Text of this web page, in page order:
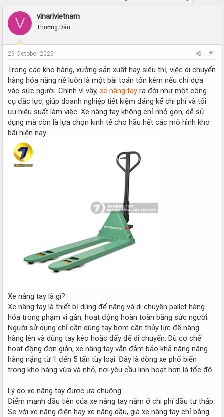
r
a
s
a
r
e
r
a
r
e
V vinarivietnam
Thường Dân
29 October 2025 #1
Trong các kho hàng, xưởng sản xuất hay siêu thị, việc di chuyển
hàng hóa nặng nề luôn là một bài toán tốn kém nếu chỉ dựa
vào sức người. Chính vì vậy, xe nâng tay ra đời như một công
cụ đắc lực, giúp doanh nghiệp tiết kiệm đáng kể chi phí và tối
ưu hiệu suất làm việc. Xe nâng tay không chỉ nhỏ gọn, dễ sử
dụng mà còn là lựa chọn kinh tế cho hầu hết các mô hình kho
bãi hiện nay.
Xe nâng tay là gì?
Xe nâng tay là thiết bị dùng để nâng và di chuyển pallet hàng
hóa trong phạm vi gần, hoạt động hoàn toàn bằng sức người.
Người sử dụng chỉ cần dùng tay bơm cần thủy lực để nâng
hàng lên và dùng tay kéo hoặc đẩy để di chuyển. Dù cơ chế
hoạt động đơn giản, xe nâng tay vẫn đảm bảo khả năng nâng
hàng nặng từ 1 đến 5 tấn tùy loại. Đây là dòng xe phổ biến
trong kho hàng vừa và nhỏ, nơi yêu cầu linh hoạt hơn là tốc độ.
Lý do xe nâng tay được ưa chuộng
Điểm mạnh đầu tiên của xe nâng tay nằm ở chi phí đầu tư thấp.
So với xe nâng điện hay xe nâng dầu, giá xe nâng tay chỉ bằng